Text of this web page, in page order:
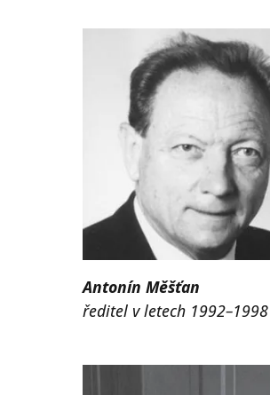
Antonín Měšťan
ředitel v letech 1992–1998